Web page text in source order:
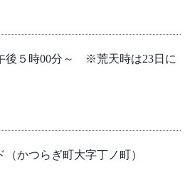
後５時00分～ ※荒天時は23日に
かつらぎ町大字丁ノ町）